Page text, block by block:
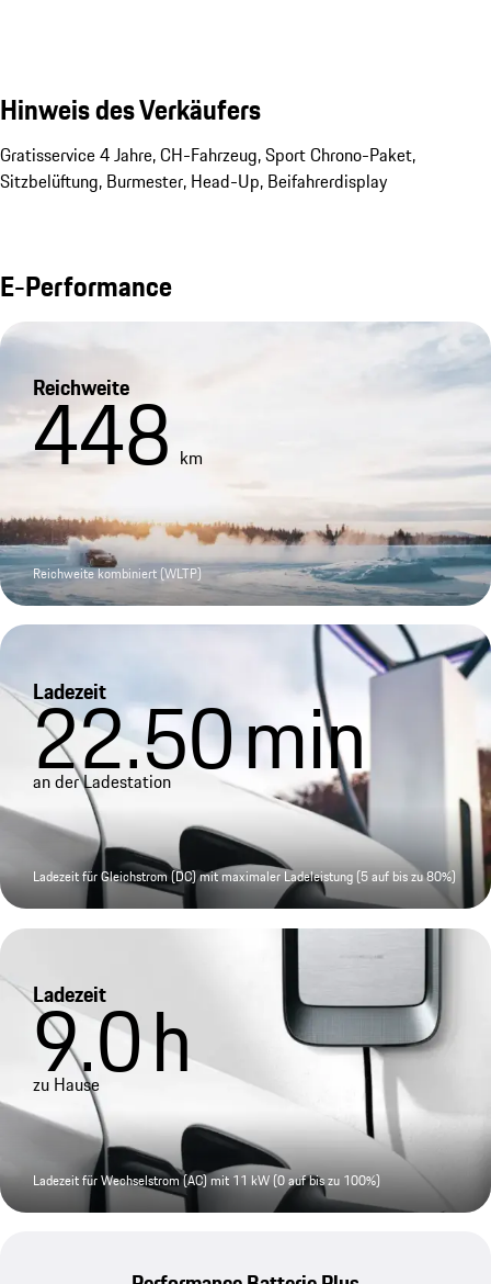
Hinweis des Verkäufers
Gratisservice 4 Jahre, CH-Fahrzeug, Sport Chrono-Paket,
Sitzbelüftung, Burmester, Head-Up, Beifahrerdisplay
E-Performance
Reichweite
448 km
Reichweite kombiniert (WLTP)
Ladezeit
22.50min
an der Ladestation
Ladezeit für Gleichstrom (DC) mit maximaler Ladeleistung (5 auf bis zu 80%)
Ladezeit
9.0h
zu Hause
Ladezeit für Wechselstrom (AC) mit 11 kW (0 auf bis zu 100%)